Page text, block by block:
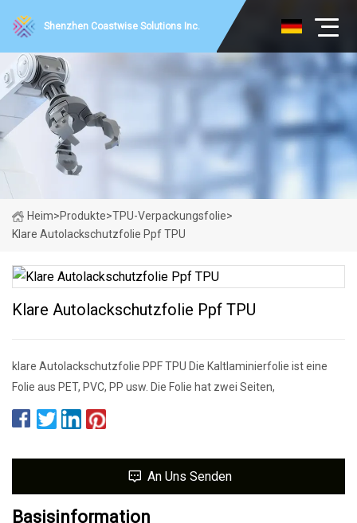
Shenzhen Coastwise Solutions Inc.
Heim>Produkte>TPU-Verpackungsfolie>
Klare Autolackschutzfolie Ppf TPU
Klare Autolackschutzfolie Ppf TPU
klare Autolackschutzfolie PPF TPU Die Kaltlaminierfolie ist eine
Folie aus PET, PVC, PP usw. Die Folie hat zwei Seiten,
An Uns Senden
Basisinformation